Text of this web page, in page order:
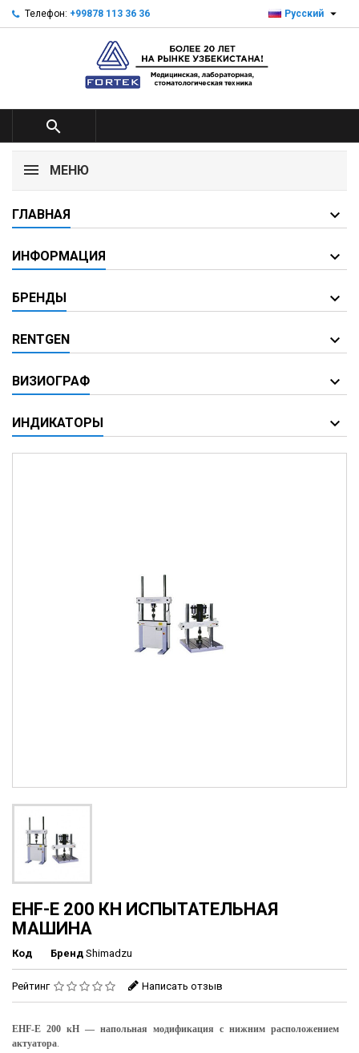
Телефон: +99878 113 36 36 Русский 

МЕНЮ
ГЛАВНАЯ
ИНФОРМАЦИЯ
БРЕНДЫ
RENTGEN
ВИЗИОГРАФ
ИНДИКАТОРЫ
EHF-E 200 КН ИСПЫТАТЕЛЬНАЯ
МАШИНА
Код Бренд Shimadzu
Рейтинг Написать отзыв
EHF-E 200 кН — напольная модификация с нижним расположением
актуатора.